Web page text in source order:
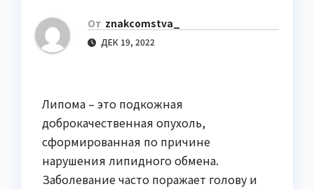
От znakcomstva_
ДЕК 19, 2022
Липома – это подкожная
доброкачественная опухоль,
сформированная по причине
нарушения липидного обмена.
Заболевание часто поражает голову и